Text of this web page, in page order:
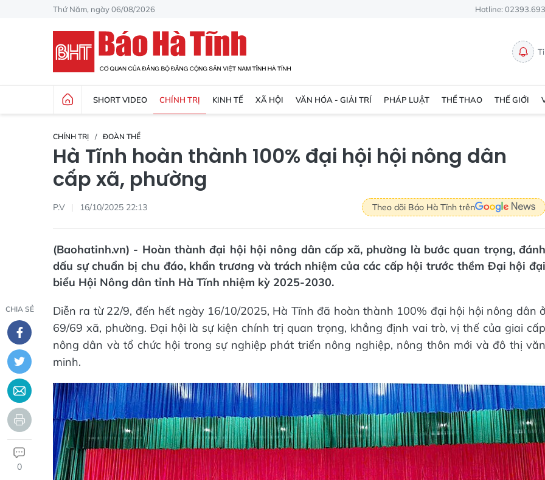
Thứ Năm, ngày 06/08/2026 Hotline:
SHORT VIDEO CHÍNH TRỊ KINH TẾ XÃ HỘI VĂN HÓA - GIẢI TRÍ PHÁP LUẬT THỂ THAO THẾ GIỚI
CHÍNH TRỊ ĐOÀN THỂ
Hà Tĩnh hoàn thành 100% đại hội hội nông dân
cấp xã, phường
P.V 16/10/2025 22:13 Theo dõi Báo Hà Tĩnh trên
(Baohatinh.vn) - Hoàn thành đại hội hội nông dân cấp xã, phường là bước quan trọng, đánh
dấu sự chuẩn bị chu đáo, khẩn trương và trách nhiệm của các cấp hội trước thềm Đại hội đại
biểu Hội Nông dân tỉnh Hà Tĩnh nhiệm kỳ 2025-2030.
CHIA SẺ
0
Diễn ra từ 22/9, đến hết ngày 16/10/2025, Hà Tĩnh đã hoàn thành 100% đại hội hội nông dân ở
69/69 xã, phường. Đại hội là sự kiện chính trị quan trọng, khẳng định vai trò, vị thế của giai cấp
nông dân và tổ chức hội trong sự nghiệp phát triển nông nghiệp, nông thôn mới và đô thị văn
minh.